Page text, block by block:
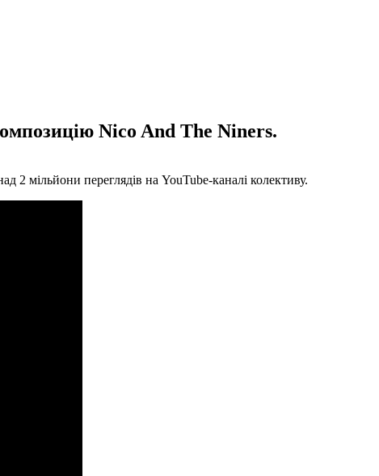
Nico And The Niners.
2 мільйони переглядів на YouTube-каналі колективу.